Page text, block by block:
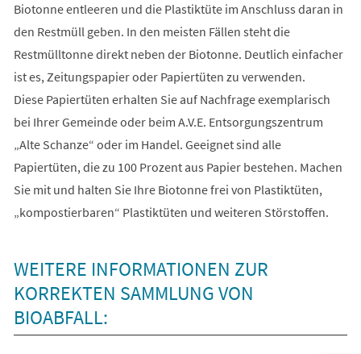
Biotonne entleeren und die Plastiktüte im Anschluss daran in
den Restmüll geben. In den meisten Fällen steht die
Restmülltonne direkt neben der Biotonne. Deutlich einfacher
ist es, Zeitungspapier oder Papiertüten zu verwenden.
Diese Papiertüten erhalten Sie auf Nachfrage exemplarisch
bei Ihrer Gemeinde oder beim A.V.E. Entsorgungszentrum
„Alte Schanze“ oder im Handel. Geeignet sind alle
Papiertüten, die zu 100 Prozent aus Papier bestehen. Machen
Sie mit und halten Sie Ihre Biotonne frei von Plastiktüten,
„kompostierbaren“ Plastiktüten und weiteren Störstoffen.
WEITERE INFORMATIONEN ZUR
KORREKTEN SAMMLUNG VON
BIOABFALL: